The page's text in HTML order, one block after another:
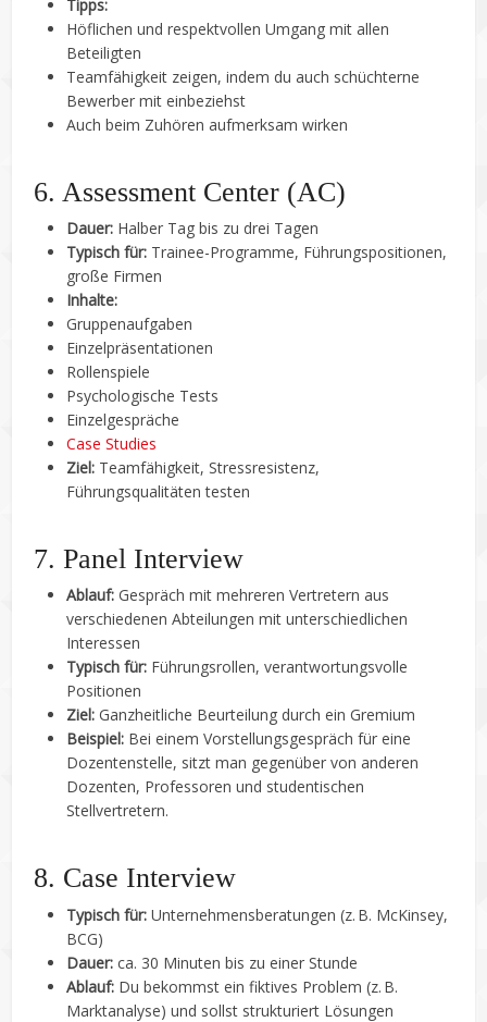
Tipps:
Höflichen und respektvollen Umgang mit allen
Beteiligten
Teamfähigkeit zeigen, indem du auch schüchterne
Bewerber mit einbeziehst
Auch beim Zuhören aufmerksam wirken
6. Assessment Center (AC)
Dauer: Halber Tag bis zu drei Tagen
Typisch für: Trainee-Programme, Führungspositionen,
große Firmen
Inhalte:
Gruppenaufgaben
Einzelpräsentationen
Rollenspiele
Psychologische Tests
Einzelgespräche
Case Studies
Ziel: Teamfähigkeit, Stressresistenz,
Führungsqualitäten testen
7. Panel Interview
Ablauf: Gespräch mit mehreren Vertretern aus
verschiedenen Abteilungen mit unterschiedlichen
Interessen
Typisch für: Führungsrollen, verantwortungsvolle
Positionen
Ziel: Ganzheitliche Beurteilung durch ein Gremium
Beispiel: Bei einem Vorstellungsgespräch für eine
Dozentenstelle, sitzt man gegenüber von anderen
Dozenten, Professoren und studentischen
Stellvertretern.
8. Case Interview
Typisch für: Unternehmensberatungen (z. B. McKinsey,
BCG)
Dauer: ca. 30 Minuten bis zu einer Stunde
Ablauf: Du bekommst ein fiktives Problem (z. B.
Marktanalyse) und sollst strukturiert Lösungen